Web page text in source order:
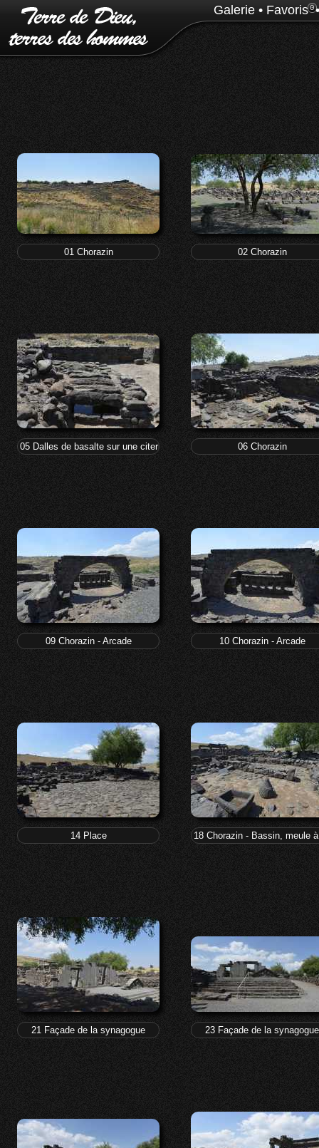
Galerie • Favoris0
01 Chorazin 02 Chorazin
05 Dalles de basalte sur une citerne 06 Chorazin
09 Chorazin - Arcade 10 Chorazin - Arcade
14 Place 18 Chorazin - Bassin, meule
21 Façade de la synagogue 23 Façade de la synagogue